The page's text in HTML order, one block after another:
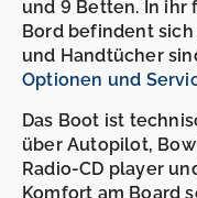
und 9 Betten. In ihr
Bord befindent
und Handtücher
Optionen und
Das Boot ist
über Autopilot,
Radio-CD player
Komfort am Board